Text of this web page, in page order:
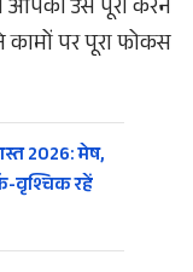
आपको उसे पूरा करने
कामों पर पूरा फोकस
2026: मेष,
वृश्चिक रहें